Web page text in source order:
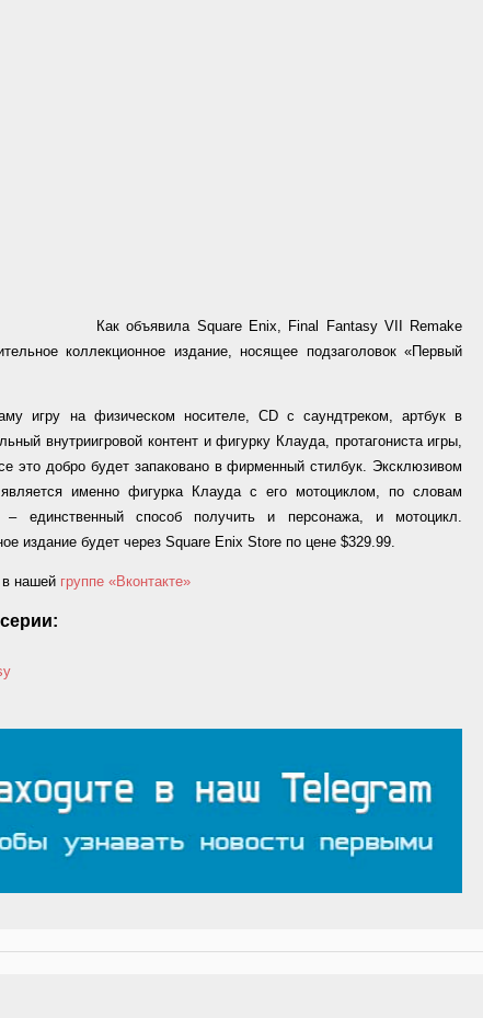
Как объявила Square Enix, Final Fantasy VII Remake
коллекционное издание, носящее подзаголовок «Первый
игру на физическом носителе, CD с саундтреком, артбук в
внутриигровой контент и фигурку Клауда, протагониста игры,
это добро будет запаковано в фирменный стилбук. Эксклюзивом
именно фигурка Клауда с его мотоциклом, по словам
единственный способ получить и персонажа, и мотоцикл.
издание будет через Square Enix Store по цене $329.99.
в нашей группе «Вконтакте»